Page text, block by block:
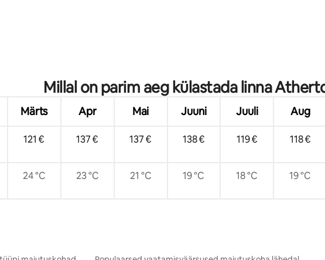
Millal on parim aeg külastada linna
Märts Apr Mai Juuni Juuli Aug
121 € 137 € 137 € 138 € 119 € 118 €
24 °C 23 °C 21 °C 19 °C 18 °C 19 °C